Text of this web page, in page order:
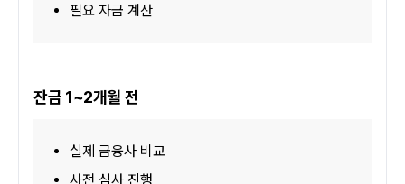
필요 자금 계산
잔금 1~2개월 전
실제 금융사 비교
사전 심사 진행